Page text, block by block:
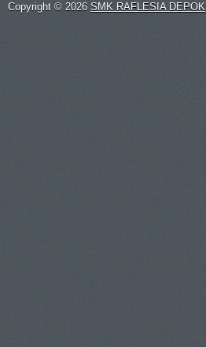
Copyright © 2026 SMK RAFLESIA DEPOK